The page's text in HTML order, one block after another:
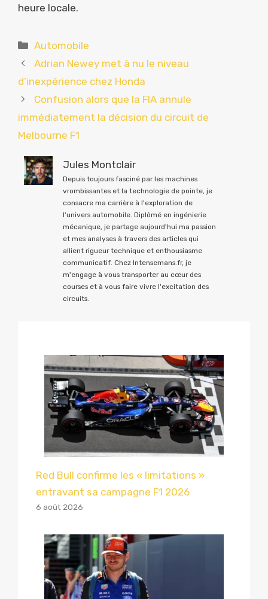
heure locale.
Catégories
Automobile
Adrian Newey met à nu le niveau
d’inexpérience chez Honda
Confusion alors que la FIA annule
immédiatement la décision du circuit de
Melbourne F1
Jules Montclair
Depuis toujours fasciné par les machines
vrombissantes et la technologie de pointe, je
consacre ma carrière à l'exploration de
l'univers automobile. Diplômé en ingénierie
mécanique, je partage aujourd'hui ma passion
et mes analyses à travers des articles qui
allient rigueur technique et enthousiasme
communicatif. Chez Intensemans.fr, je
m'engage à vous transporter au cœur des
courses et à vous faire vivre l'excitation des
circuits.
Red Bull confirme les « limitations »
entravant sa campagne F1 2026
6 août 2026